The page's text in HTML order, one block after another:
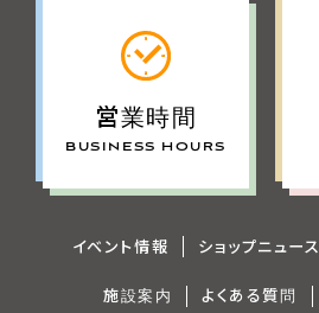
営業時間
BUSINESS HOURS
イベント情報 ショップニュース
施設案内 よくある質問